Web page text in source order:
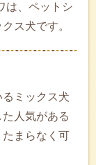
は、ペットシ
ス犬です。
るミックス犬
人気がある
まらなく可